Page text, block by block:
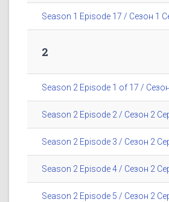
Season 1 Episode 17 / Сезон 1
2
Season 2 Episode 1 of 17 /
Season 2 Episode 2 / Сезон 2
Season 2 Episode 3 / Сезон 2
Season 2 Episode 4 / Сезон 2
Season 2 Episode 5 / Сезон 2